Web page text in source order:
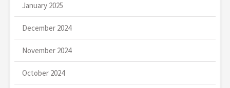
January 2025
December 2024
November 2024
October 2024